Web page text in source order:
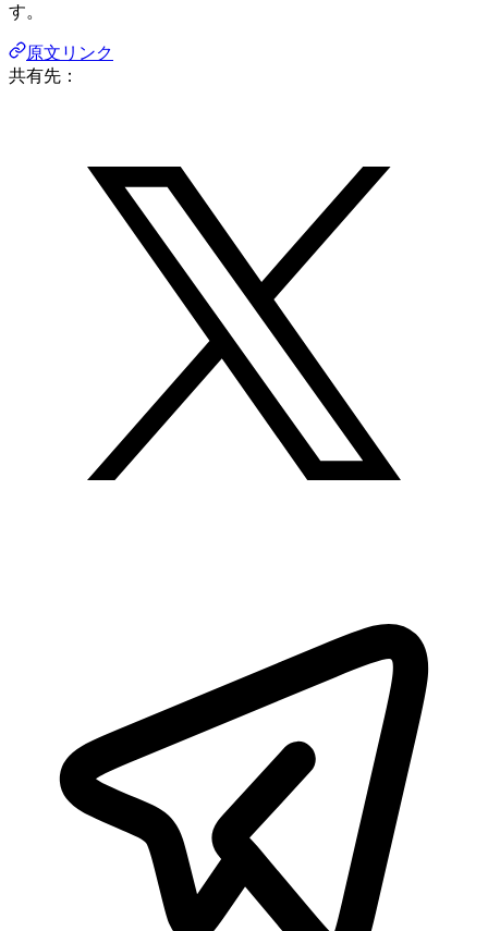
す。
原文リンク
共有先：